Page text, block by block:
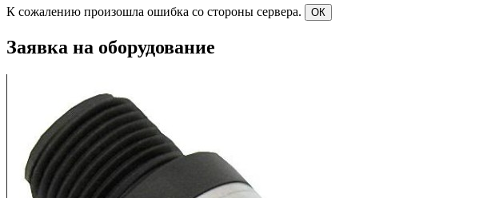
К сожалению произошла ошибка со стороны сервера. ОК
Заявка на оборудование